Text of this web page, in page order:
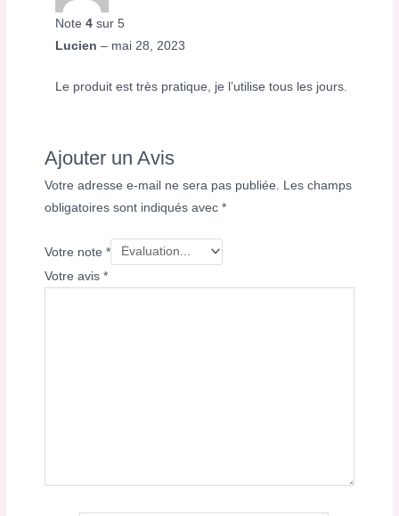
Note4 sur 5
Lucien– mai 28, 2023
Le produit est très pratique, je l’utilise tous les jours.
Ajouter un Avis
Votre adresse e-mail ne sera pas publiée.
Les champs
obligatoires sont indiqués avec*
Votre note*
Votre avis*